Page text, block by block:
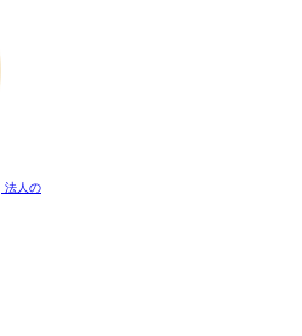
法人の